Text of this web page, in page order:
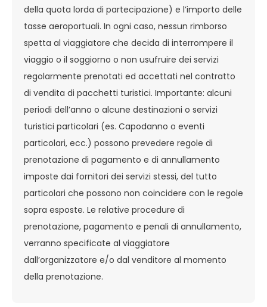
della quota lorda di partecipazione) e l’importo delle
tasse aeroportuali. In ogni caso, nessun rimborso
spetta al viaggiatore che decida di interrompere il
viaggio o il soggiorno o non usufruire dei servizi
regolarmente prenotati ed accettati nel contratto
di vendita di pacchetti turistici. Importante: alcuni
periodi dell’anno o alcune destinazioni o servizi
turistici particolari (es. Capodanno o eventi
particolari, ecc.) possono prevedere regole di
prenotazione di pagamento e di annullamento
imposte dai fornitori dei servizi stessi, del tutto
particolari che possono non coincidere con le regole
sopra esposte. Le relative procedure di
prenotazione, pagamento e penali di annullamento,
verranno specificate al viaggiatore
dall’organizzatore e/o dal venditore al momento
della prenotazione.